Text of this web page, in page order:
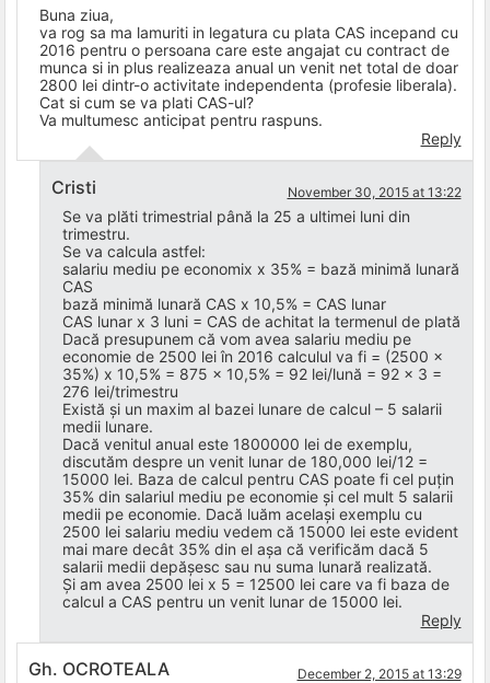
Buna ziua,
va rog sa ma lamuriti in legatura cu plata CAS incepand cu
2016 pentru o persoana care este angajat cu contract de
munca si in plus realizeaza anual un venit net total de doar
2800 lei dintr-o activitate independenta (profesie liberala).
Cat si cum se va plati CAS-ul?
Va multumesc anticipat pentru raspuns.
Reply
Cristi November 30, 2015 at 13:22
Se va plăti trimestrial până la 25 a ultimei luni din
trimestru.
Se va calcula astfel:
salariu mediu pe economix x 35% = bază minimă lunară
CAS
bază minimă lunară CAS x 10,5% = CAS lunar
CAS lunar x 3 luni = CAS de achitat la termenul de plată
Dacă presupunem că vom avea salariu mediu pe
economie de 2500 lei în 2016 calculul va fi = (2500 x
35%) x 10,5% = 875 x 10,5% = 92 lei/lună = 92 x 3 =
276 lei/trimestru
Există și un maxim al bazei lunare de calcul – 5 salarii
medii lunare.
Dacă venitul anual este 1800000 lei de exemplu,
discutăm despre un venit lunar de 180,000 lei/12 =
15000 lei. Baza de calcul pentru CAS poate fi cel puțin
35% din salariul mediu pe economie și cel mult 5 salarii
medii pe economie. Dacă luăm același exemplu cu
2500 lei salariu mediu vedem că 15000 lei este evident
mai mare decât 35% din el așa că verificăm dacă 5
salarii medii depășesc sau nu suma lunară realizată.
Și am avea 2500 lei x 5 = 12500 lei care va fi baza de
calcul a CAS pentru un venit lunar de 15000 lei.
Reply
Gh. OCROTEALA December 2, 2015 at 13:29